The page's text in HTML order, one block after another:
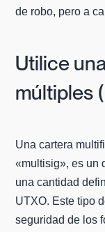
de robo, pero a
Utilice
múltiples
Una cartera
«multisig», es un
una cantidad
UTXO. Este tipo
seguridad de los